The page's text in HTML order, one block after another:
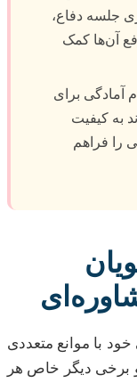
جلسه دفاع،
آن‌ها کمک
آمادگی برای
به کیفیت
را فراهم
با موانع متعددی
برخی دیگر خاص هر